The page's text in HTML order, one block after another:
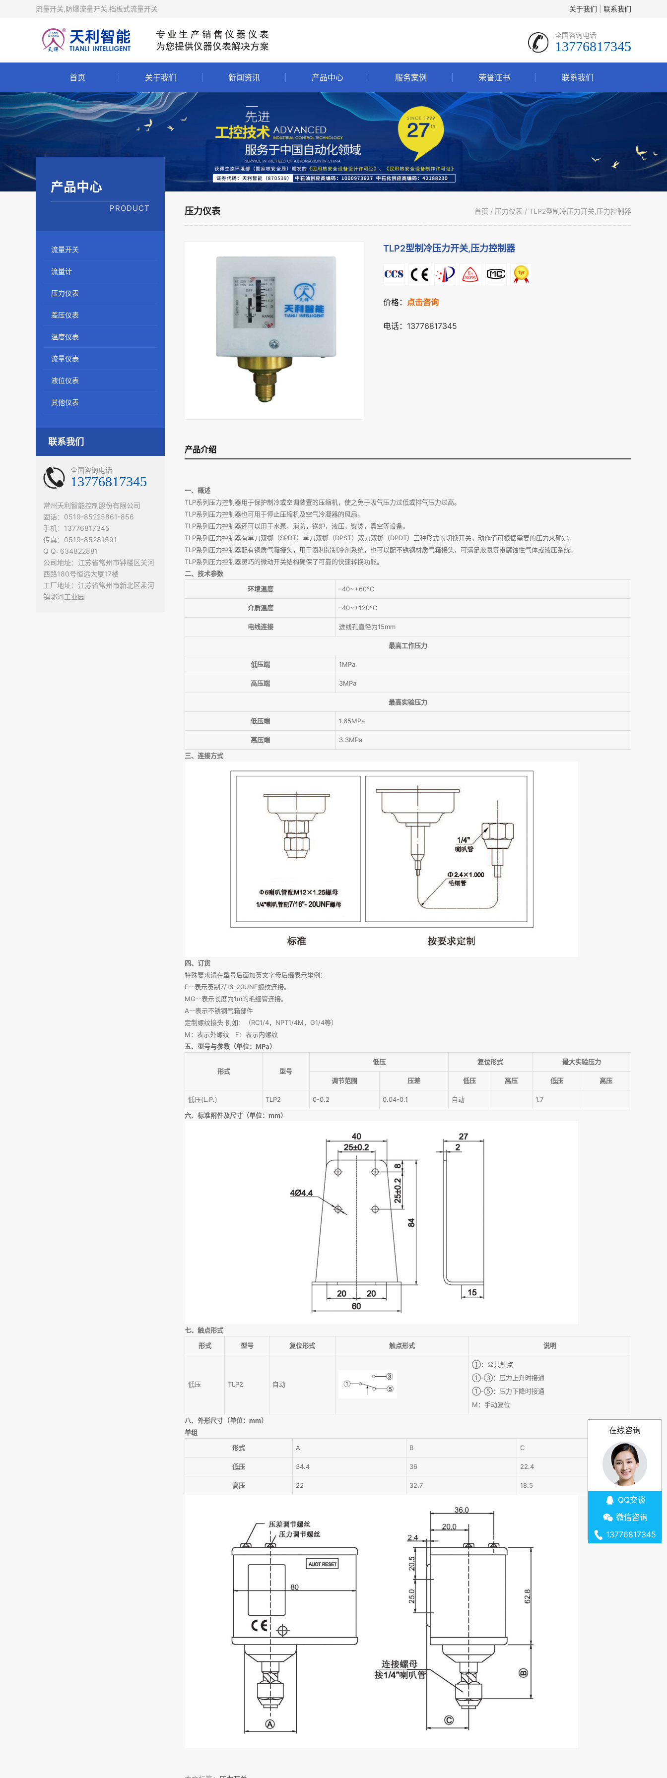
流量开关,防爆流量开关,挡板式流量开关 关于我们 联系我们
全国咨询电话
13776817345
首页 关于我们 新闻资讯 产品中心 服务案例 荣誉证书 联系我们
产品中心
PRODUCT
流量开关
流量计
压力仪表
差压仪表
温度仪表
流量仪表
液位仪表
其他仪表
联系我们
全国咨询电话
13776817345
常州天利智能控制股份有限公司
固话：0519-85225861-856
手机：13776817345
传真：0519-85281591
Q Q: 634822881
公司地址：江苏省常州市钟楼区关河
西路180号恒远大厦17楼
工厂地址：江苏省常州市新北区孟河
镇郭河工业园
压力仪表 首页 / 压力仪表 / TLP2型制冷压力开关,压力控制器
TLP2型制冷压力开关,压力控制器
价格： 点击咨询
电话： 13776817345
产品介绍
一、概述
TLP系列压力控制器用于保护制冷或空调装置的压缩机，使之免于吸气压力过低或排气压力过高。
TLP系列压力控制器也可用于停止压缩机及空气冷凝器的风扇。
TLP系列压力控制器还可以用于水泵，消防，锅炉，液压，熨烫，真空等设备。
TLP系列压力控制器有单刀双掷（SPDT）单刀双掷（DPST）双刀双掷（DPDT）三种形式的切换开关，动作值可根据需要的压力来确定。
TLP系列压力控制器配有铜质气箱接头，用于氨利昂制冷剂系统，也可以配不锈钢材质气箱接头，可满足液氨等带腐蚀性气体或液压系统。
TLP系列压力控制器灵巧的微动开关结构确保了可靠的快速转换功能。
二、技术参数
环境温度
-40~+60℃
介质温度 -40~+120℃
电线连接 进线孔直径为15mm
最高工作压力
低压端 1MPa
高压端 3MPa
最高实验压力
低压端 1.65MPa
高压端
3.3MPa
三、连接方式
四、订货
特殊要求请在型号后面加英文字母后缀表示举例：
E--表示英制7/16-20UNF螺纹连接。
MG--表示长度为1m的毛细管连接。
A--表示不锈钢气箱部件
定制螺纹接头 例如：（RC1/4，NPT1/4M，G1/4等）
M：表示外螺纹 F：表示内螺纹
五、型号与参数（单位：MPa）
形式 型号
低压 复位形式 最大实验压力
调节范围 压差 低压 高压 低压 高压
低压(L.P.) TLP2 0-0.2 0.04-0.1 自动
1.7
六、标准附件及尺寸（单位：mm）
七、触点形式
形式
型号 复位形式 触点形式 说明
低压 TLP2 自动
①：公共触点
①-③：压力上升时接通
①-⑤：压力下降时接通
M：手动复位
八、外形尺寸（单位：mm）
单组
形式
A B C
低压 34.4 36 22.4
高压 22 32.7 18.5
在线咨询
QQ交谈
微信咨询
13776817345